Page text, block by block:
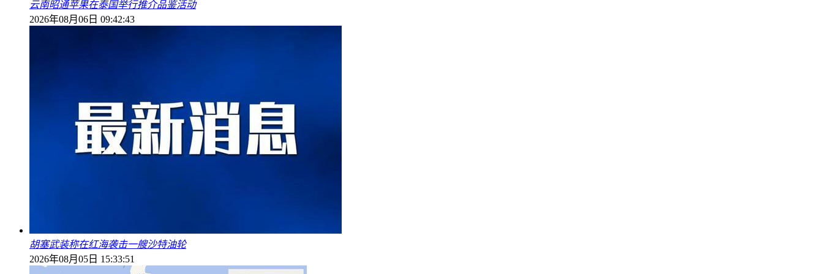
云南昭通苹果在泰国举行推介品鉴活动
2026年08月06日 09:42:43
胡塞武装称在红海袭击一艘沙特油轮
2026年08月05日 15:33:51